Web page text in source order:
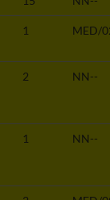
1 MED/
2 NN--
1 NN--